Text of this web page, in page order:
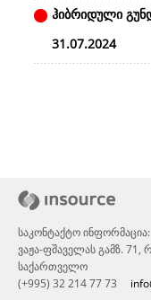
ჰიბრიდული
31.07.2024
საკონტაქტო ინფორმაცია:
ვაჟა-ფშაველას გამზ. 71,
საქართველო
(+995) 32 214 77 73